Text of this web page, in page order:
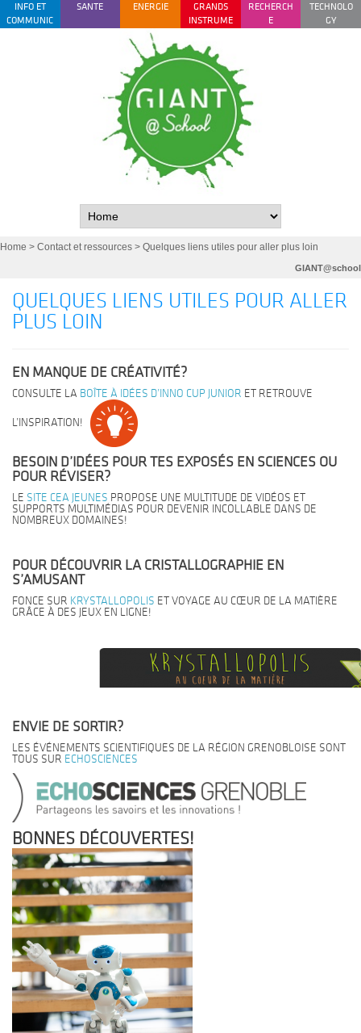
INFO ET
COMMUNIC
SANTE ENERGIE
GRANDS
INSTRUME
RECHERCH
E
TECHNOLO
GY
Home > Contact et ressources > Quelques liens utiles pour aller plus loin
GIANT@school
QUELQUES LIENS UTILES POUR ALLER
PLUS LOIN
EN MANQUE DE CRÉATIVITÉ?
CONSULTE LA BOÎTE À IDÉES D’INNO CUP JUNIOR ET RETROUVE
L’INSPIRATION!
BESOIN D’IDÉES POUR TES EXPOSÉS EN SCIENCES OU
POUR RÉVISER?
LE SITE CEA JEUNES PROPOSE UNE MULTITUDE DE VIDÉOS ET
SUPPORTS MULTIMÉDIAS POUR DEVENIR INCOLLABLE DANS DE
NOMBREUX DOMAINES!
POUR DÉCOUVRIR LA CRISTALLOGRAPHIE EN
S’AMUSANT
FONCE SUR KRYSTALLOPOLIS ET VOYAGE AU CŒUR DE LA MATIÈRE
GRÂCE À DES JEUX EN LIGNE!
ENVIE DE SORTIR?
LES ÉVÉNEMENTS SCIENTIFIQUES DE LA RÉGION GRENOBLOISE SONT
TOUS SUR ECHOSCIENCES
BONNES DÉCOUVERTES!